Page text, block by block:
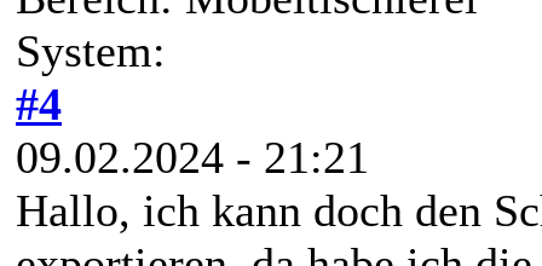
System:
#4
09.02.2024 - 21:21
Hallo, ich kann doch den